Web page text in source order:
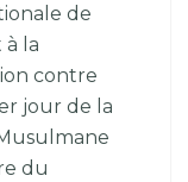
de
la
contre
jour de la
du